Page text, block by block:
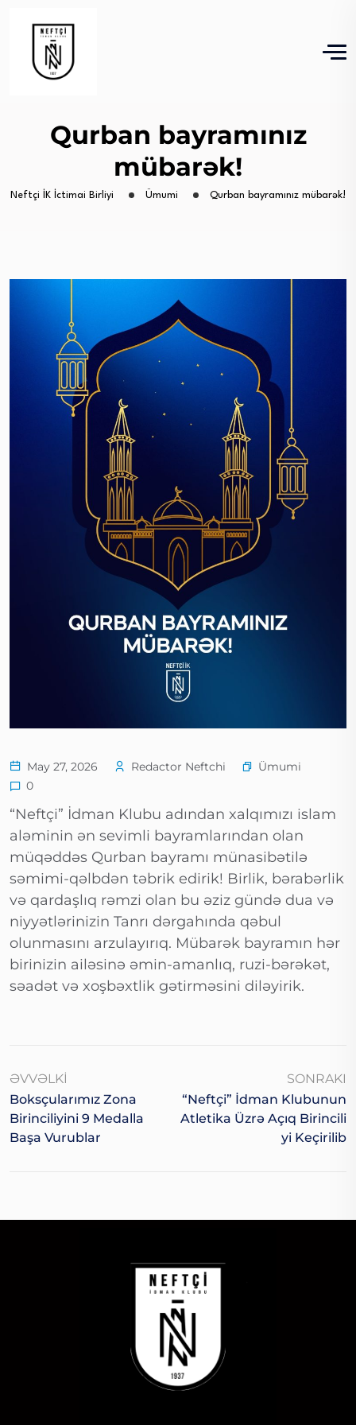
Qurban bayramınız
mübarək!
Neftçi İK İctimai Birliyi Ümumi Qurban bayramınız mübarək!
May 27, 2026 Redactor Neftchi
Ümumi
0
“Neftçi” İdman Klubu adından xalqımızı islam
aləminin ən sevimli bayramlarından olan
müqəddəs Qurban bayramı münasibətilə
səmimi-qəlbdən təbrik edirik! Birlik, bərabərlik
və qardaşlıq rəmzi olan bu əziz gündə dua və
niyyətlərinizin Tanrı dərgahında qəbul
olunmasını arzulayırıq. Mübarək bayramın hər
birinizin ailəsinə əmin-amanlıq, ruzi-bərəkət,
səadət və xoşbəxtlik gətirməsini diləyirik.
ƏVVƏLKI
Boksçularımız Zona
Birinciliyini 9 Medalla
Başa Vurublar
SONRAKI
“Neftçi” İdman Klubunun
Atletika Üzrə Açıq Birincili
Yi Keçirilib